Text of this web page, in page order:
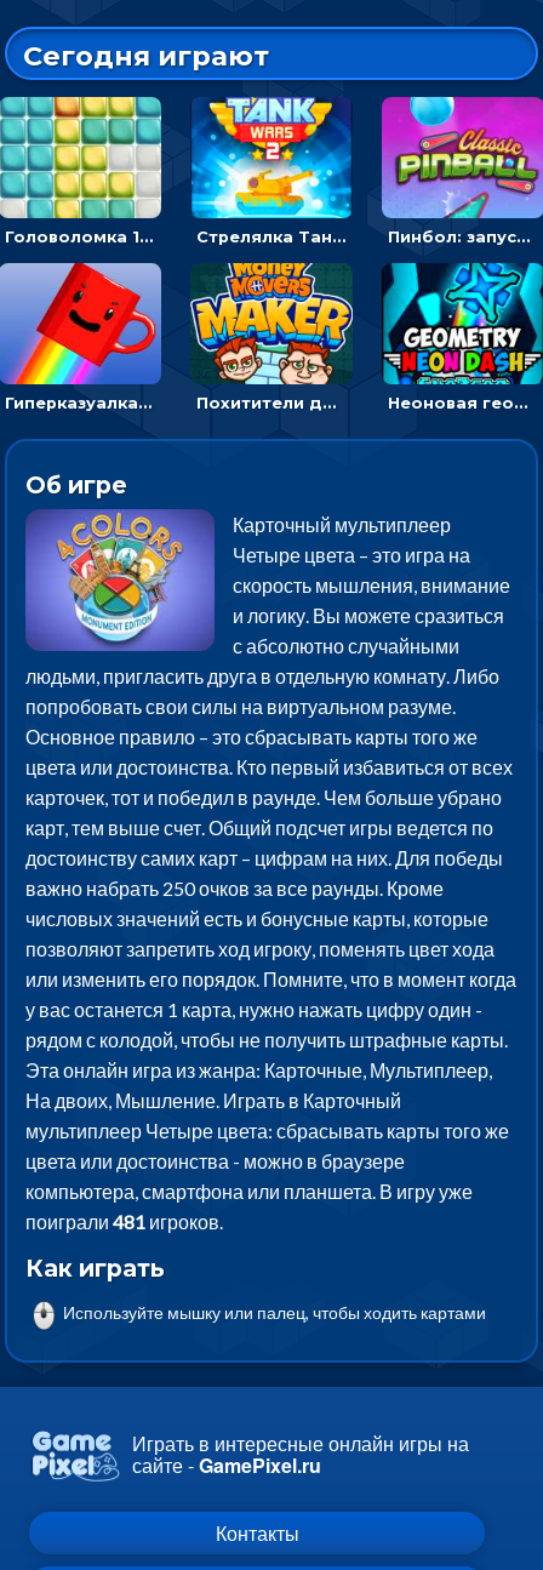
Сегодня играют
Головоломка 10х10 Стрелялка Танковые войны: бить по танку врага, чтобы уничтожить зло Пинбол: запускать шарик, чтобы выбивать очки
Гиперказуалка Летающая чашка кофе: двигаться и собирать кубики сахара Похитители денег: управляйте друзьями и соберите все мешки с долларами Неоновая геометрия: прыгай через препятствия и собирай шары
Об игре
Карточный мультиплеер
Четыре цвета – это игра на
скорость мышления, внимание
и логику. Вы можете сразиться
с абсолютно случайными
людьми, пригласить друга в отдельную комнату. Либо
попробовать свои силы на виртуальном разуме.
Основное правило – это сбрасывать карты того же
цвета или достоинства. Кто первый избавиться от всех
карточек, тот и победил в раунде. Чем больше убрано
карт, тем выше счет. Общий подсчет игры ведется по
достоинству самих карт – цифрам на них. Для победы
важно набрать 250 очков за все раунды. Кроме
числовых значений есть и бонусные карты, которые
позволяют запретить ход игроку, поменять цвет хода
или изменить его порядок. Помните, что в момент когда
у вас останется 1 карта, нужно нажать цифру один -
рядом с колодой, чтобы не получить штрафные карты.
Эта онлайн игра из жанра: Карточные, Мультиплеер,
На двоих, Мышление. Играть в Карточный
мультиплеер Четыре цвета: сбрасывать карты того же
цвета или достоинства - можно в браузере
компьютера, смартфона или планшета. В игру уже
поиграли481 игроков.
Как играть
Используйте мышку или палец, чтобы ходить картами
Играть в интересные онлайн игры на
сайте -GamePixel.ru
Контакты